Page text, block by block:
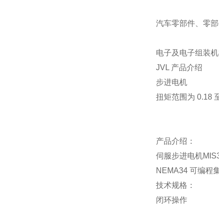
汽车零部件、零
电子及电子组装
JVL 产品介绍
步进电机
扭矩范围为 0.18
产品介绍：
伺服步进电机
NEMA34 可编程
技术规格：
闭环操作